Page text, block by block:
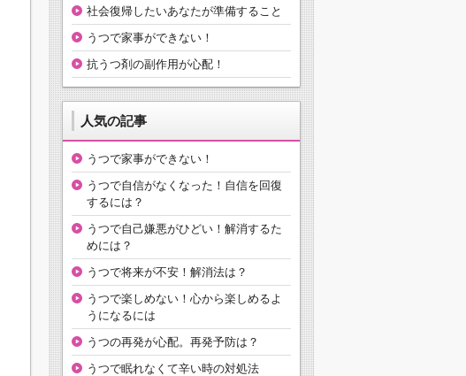
社会復帰したいあなたが準備すること
うつで家事ができない！
抗うつ剤の副作用が心配！
人気の記事
うつで家事ができない！
うつで自信がなくなった！自信を回復
するには？
うつで自己嫌悪がひどい！解消するた
めには？
うつで将来が不安！解消法は？
うつで楽しめない！心から楽しめるよ
うになるには
うつの再発が心配。再発予防は？
うつで眠れなくて辛い時の対処法